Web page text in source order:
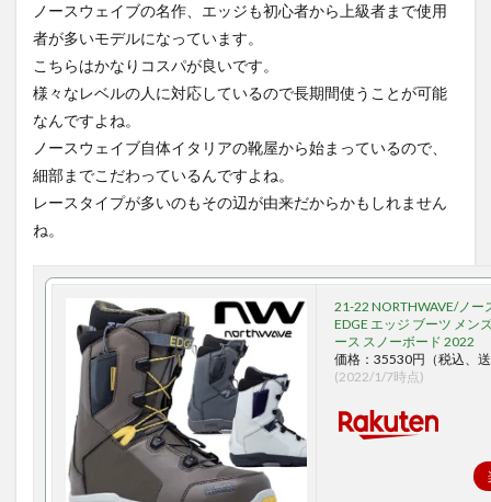
ノースウェイブの名作、エッジも初心者から上級者まで使用
者が多いモデルになっています。
こちらはかなりコスパが良いです。
様々なレベルの人に対応しているので長期間使うことが可能
なんですよね。
ノースウェイブ自体イタリアの靴屋から始まっているので、
細部までこだわっているんですよね。
レースタイプが多いのもその辺が由来だからかもしれません
ね。
21-22 NORTHWAVE/ノー
EDGE エッジ ブーツ メン
ース スノーボード 2022
価格：35530円（税込、
(2022/1/7時点)